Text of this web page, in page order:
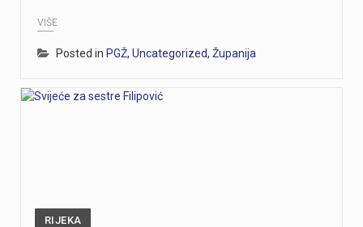
VIŠE
Posted in PGŽ, Uncategorized, Županija
RIJEKA